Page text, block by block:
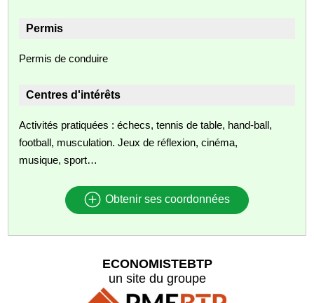
Permis
Permis de conduire
Centres d'intérêts
Activités pratiquées : échecs, tennis de table, hand-ball,
football, musculation. Jeux de réflexion, cinéma,
musique, sport…
Obtenir ses coordonnées
ECONOMISTEBTP
un site du groupe